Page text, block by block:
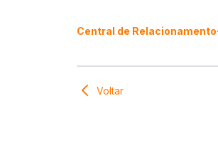
Central de Relacionamento
Voltar